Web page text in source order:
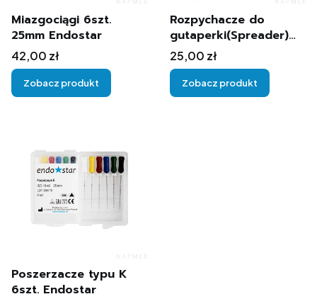
Miazgociągi 6szt.
25mm Endostar
Cena
42,00 zł
Zobacz produkt
Rozpychacze do
gutaperki(Spreader)
6szt. Endostar
Cena
25,00 zł
Zobacz produkt
Poszerzacze typu K
6szt. Endostar